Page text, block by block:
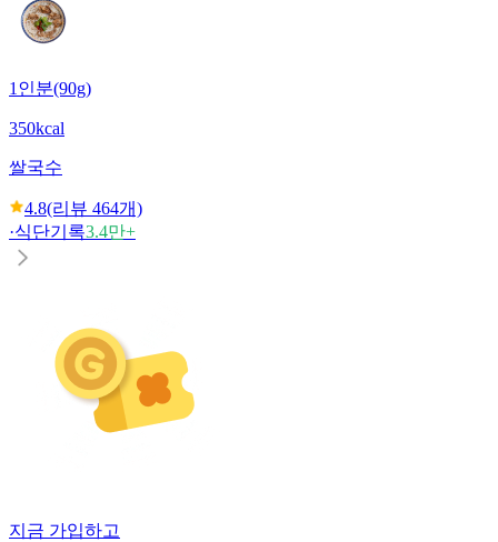
1인분(90g)
350kcal
쌀국수
4.8(리뷰 464개)
·식단기록3.4만+
지금 가입하고